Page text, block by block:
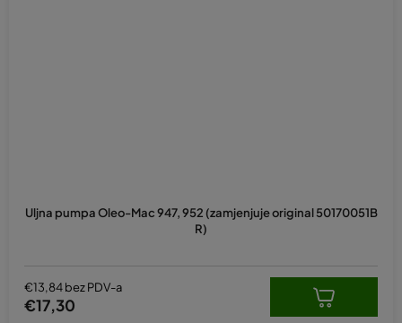
Uljna pumpa Oleo-Mac 947, 952 (zamjenjuje original 50170051B
R)
€13,84 bez PDV-a
€17,30